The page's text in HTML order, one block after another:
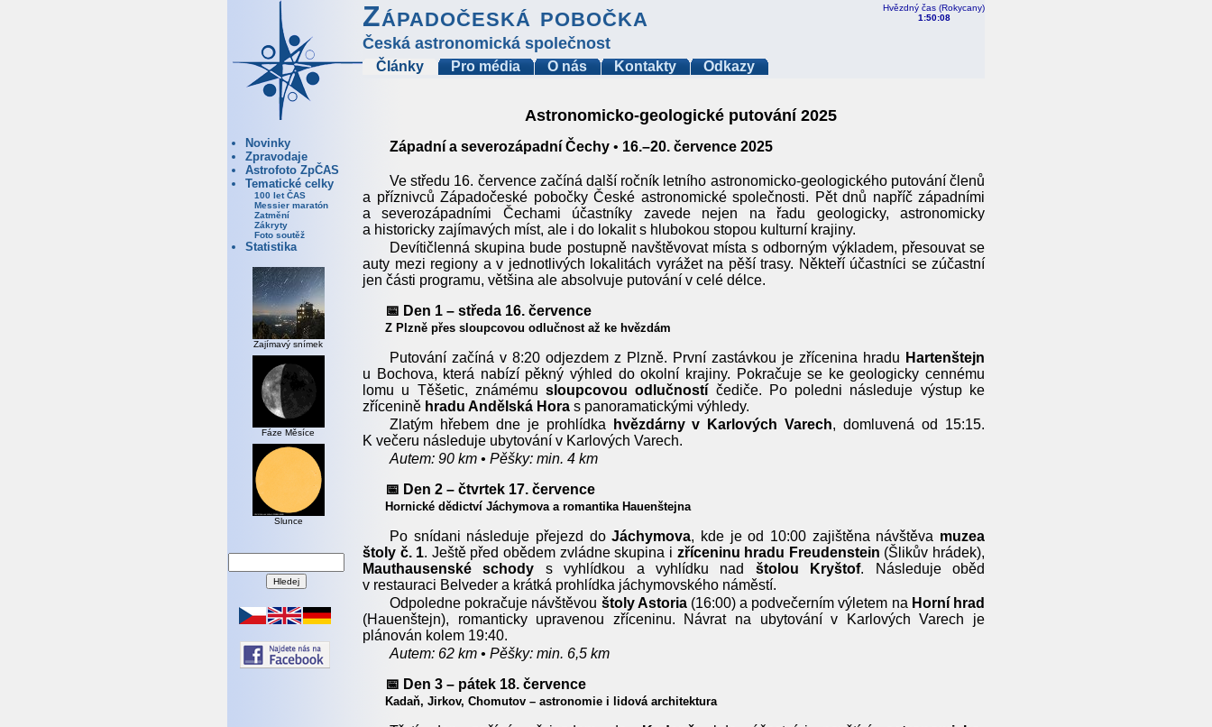
Hvězdný čas (Rokycany)
1:50:09
Západočeská pobočka
Česká astronomická společnost
Články Pro média O nás Kontakty Odkazy
Novinky
Zpravodaje
Astrofoto ZpČAS
Tematické celky
100 let ČAS
Messier maratón
Zatmění
Zákryty
Foto soutěž
Statistika
Zajímavý snímek
Fáze Měsíce
Slunce
Astronomicko-geologické putování 2025
Západní a severozápadní Čechy • 16.–20. července 2025
Ve středu 16. července začíná další ročník letního astronomicko-geologického putování členů
a příznivců Západočeské pobočky České astronomické společnosti. Pět dnů napříč západními
a severozápadními Čechami účastníky zavede nejen na řadu geologicky, astronomicky
a historicky zajímavých míst, ale i do lokalit s hlubokou stopou kulturní krajiny.
Devítičlenná skupina bude postupně navštěvovat místa s odborným výkladem, přesouvat se
auty mezi regiony a v jednotlivých lokalitách vyrážet na pěší trasy. Někteří účastníci se zúčastní
jen části programu, většina ale absolvuje putování v celé délce.
📅 Den 1 – středa 16. července
Z Plzně přes sloupcovou odlučnost až ke hvězdám
Putování začíná v 8:20 odjezdem z Plzně. První zastávkou je zřícenina hradu Hartenštejn
u Bochova, která nabízí pěkný výhled do okolní krajiny. Pokračuje se ke geologicky cennému
lomu u Těšetic, známémusloupcovou odlučností čediče. Po poledni následuje výstup ke
zřícenině hradu Andělská Hora s panoramatickými výhledy.
Zlatým hřebem dne je prohlídka
hvězdárny v Karlových Varech, domluvená od 15:15.
K večeru následuje ubytování v Karlových Varech.
Autem: 90 km • Pěšky: min. 4 km
📅 Den 2 – čtvrtek 17. července
Hornické dědictví Jáchymova a romantika Hauenštejna
Po snídani následuje přejezd doJáchymova, kde je od 10:00 zajištěna návštěva muzea
štoly č. 1. Ještě před obědem zvládne skupina i zříceninu hradu Freudenstein (Šlikův hrádek),
Mauthausenské schody s vyhlídkou a vyhlídku nad štolou Kryštof. Následuje oběd
v restauraci Belveder a krátká prohlídka jáchymovského náměstí.
Odpoledne pokračuje návštěvou štoly Astoria(16:00) a podvečerním výletem na Horní hrad
(Hauenštejn), romanticky upravenou zříceninu. Návrat na ubytování v Karlových Varech je
plánován kolem 19:40.
Autem: 62 km • Pěšky: min. 6,5 km
📅 Den 3 – pátek 18. července
Kadaň, Jirkov, Chomutov – astronomie i lidová architektura